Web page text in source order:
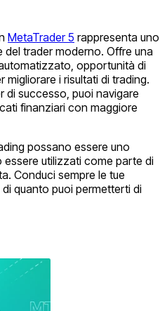
MetaTrader 5 rappresenta uno
del trader moderno. Offre una
opportunità di
i risultati di trading.
di successo, puoi navigare
finanziari con maggiore
possano essere uno
utilizzati come parte di
Conduci sempre le tue
quanto puoi permetterti di